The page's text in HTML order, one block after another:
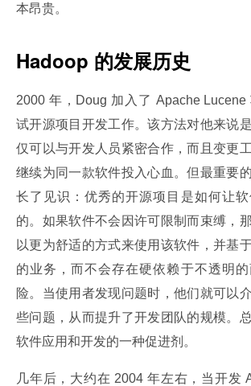
本昂贵。
Hadoop 的发展历史
2000 年，Doug 加入了 Apache
试开源项目开发工作。该方法对他来说
仅可以与开发人员紧密合作，而且变更
继续为同一款软件投入心血。但最重要
长了见识：优秀的开源项目是如何让
的。如果软件不会因许可限制而束缚，
以更为舒适的方式来使用该软件，并基
的业务，而不会存在硬依赖于不透明
险。当使用者发现问题时，他们就可以
些问题，从而提升了开发团队的规模。
软件应用和开发的一种促进剂。
几年后，大约在 2004 年左右，当开发